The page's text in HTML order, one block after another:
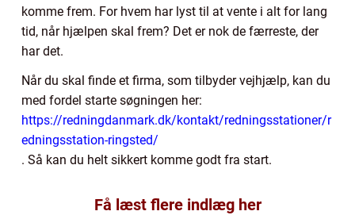
komme frem. For hvem har lyst til at vente i alt for lang
tid, når hjælpen skal frem? Det er nok de færreste, der
har det.
Når du skal finde et firma, som tilbyder vejhjælp, kan du
med fordel starte søgningen her:
https://redningdanmark.dk/kontakt/redningsstationer/r
edningsstation-ringsted/
. Så kan du helt sikkert komme godt fra start.
Få læst flere indlæg her